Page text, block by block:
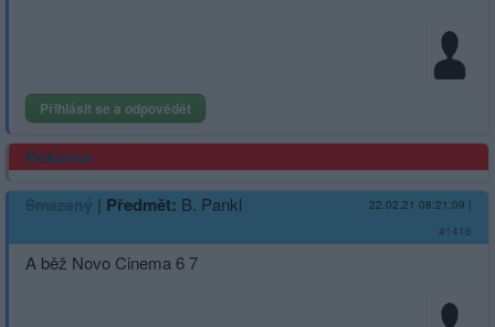
Přihlásit se a odpovědět
Reklama
Smazaný | Předmět: B. Pankl 22.02.21 08:21:09 |
#1416
A běž Novo Cinema 6 7